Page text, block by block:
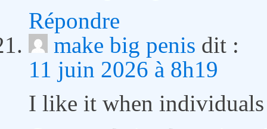
Répondre
make big penis dit :
11 juin 2026 à 8h19
I like it when individuals